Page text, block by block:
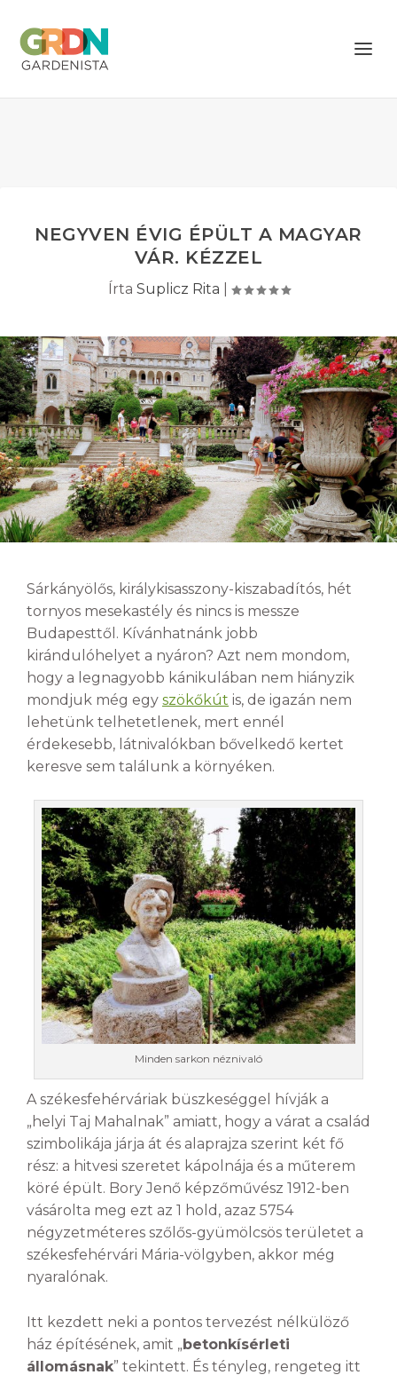
NEGYVEN ÉVIG ÉPÜLT A MAGYAR
VÁR. KÉZZEL
Írta Suplicz Rita
Sárkányölős, királykisasszony-kiszabadítós, hét
tornyos mesekastély és nincs is messze
Budapesttől. Kívánhatnánk jobb
kirándulóhelyet a nyáron? Azt nem mondom,
hogy a legnagyobb kánikulában nem hiányzik
mondjuk még egy szökőkút is, de igazán nem
lehetünk telhetetlenek, mert ennél
érdekesebb, látnivalókban bővelkedő kertet
keresve sem találunk a környéken.
Minden sarkon néznivaló
A székesfehérváriak büszkeséggel hívják a
„helyi Taj Mahalnak” amiatt, hogy a várat a család
szimbolikája járja át és alaprajza szerint két fő
rész: a hitvesi szeretet kápolnája és a műterem
köré épült. Bory Jenő képzőművész 1912-ben
vásárolta meg ezt az 1 hold, azaz 5754
négyzetméteres szőlős-gyümölcsös területet a
székesfehérvári Mária-völgyben, akkor még
nyaralónak.
Itt kezdett neki a pontos tervezést nélkülöző
ház építésének, amit „betonkísérleti
állomásnak” tekintett. És tényleg, rengeteg itt